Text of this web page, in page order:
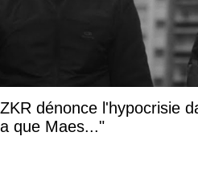
ZKR dénonce l'hypocrisie
a que Maes..."